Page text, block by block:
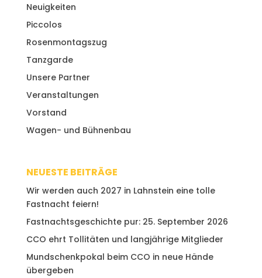
Neuigkeiten
Piccolos
Rosenmontagszug
Tanzgarde
Unsere Partner
Veranstaltungen
Vorstand
Wagen- und Bühnenbau
NEUESTE BEITRÄGE
Wir werden auch 2027 in Lahnstein eine tolle
Fastnacht feiern!
Fastnachtsgeschichte pur: 25. September 2026
CCO ehrt Tollitäten und langjährige Mitglieder
Mundschenkpokal beim CCO in neue Hände
übergeben